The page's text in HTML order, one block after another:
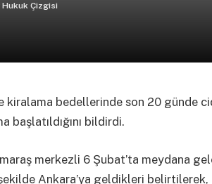
Hukuk Çizgisi
kiralama bedellerinde son 20 günde
başlatıldığını bildirdi.
merkezli 6 Şubat’ta meydana
Ankara’ya geldikleri belirtilerek,